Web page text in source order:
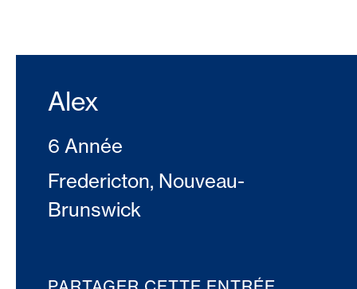
Alex
6 Année
Fredericton, Nouveau-
Brunswick